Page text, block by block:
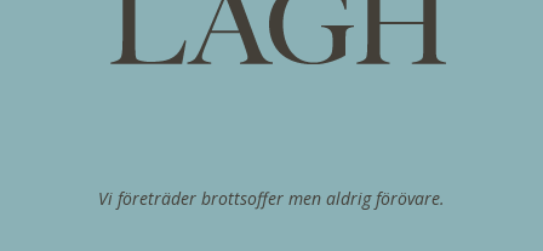
Vi företräder brottsoffer men aldrig förövare.